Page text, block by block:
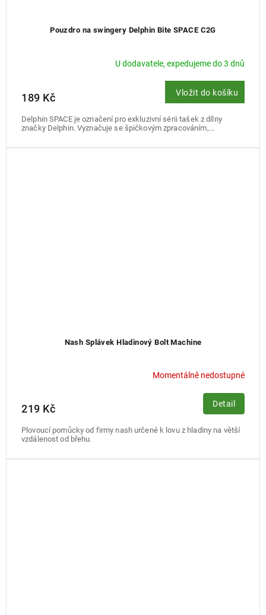
Pouzdro na swingery Delphin Bite SPACE C2G
U dodavatele, expedujeme do 3 dnů
189 Kč Vložit do košíku
Delphin SPACE je označení pro exkluzivní sérii tašek z dílny
značky Delphin. Vyznačuje se špičkovým zpracováním,...
Nash Splávek Hladinový Bolt Machine
Momentálně nedostupné
219 Kč Detail
Plovoucí pomůcky od firmy nash určené k lovu z hladiny na větší
vzdálenost od břehu.